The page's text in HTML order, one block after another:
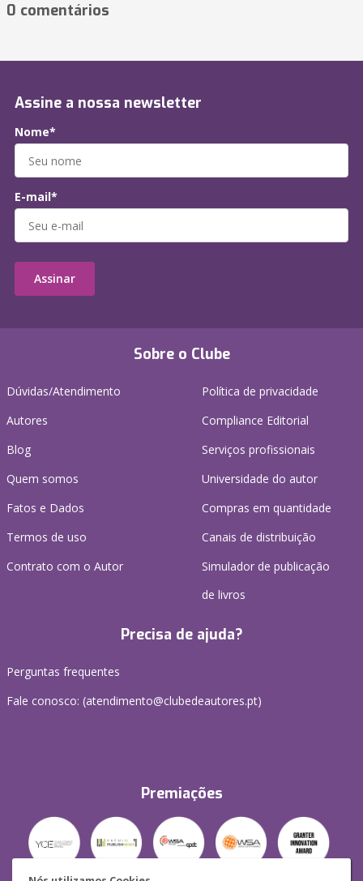
0 comentários
Sobre o Clube
Dúvidas/Atendimento
Autores
Blog
Quem somos
Fatos e Dados
Termos de uso
Contrato com o Autor
Política de privacidade
Compliance Editorial
Serviços profissionais
Universidade do autor
Compras em quantidade
Canais de distribuição
Simulador de publicação
de livros
Precisa de ajuda?
Perguntas frequentes
Fale conosco: (atendimento@clubedeautores.pt)
Premiações
Assine a nossa newsletter
Nome*
E-mail*
Assinar